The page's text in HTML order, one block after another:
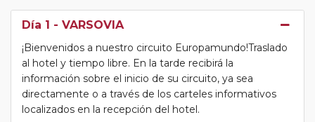
Día 1 - VARSOVIA
¡Bienvenidos a nuestro circuito Europamundo!Traslado
al hotel y tiempo libre. En la tarde recibirá la
información sobre el inicio de su circuito, ya sea
directamente o a través de los carteles informativos
localizados en la recepción del hotel.